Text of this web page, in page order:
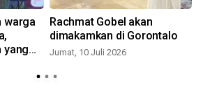
warga
yang
Rachmat Gobel akan
dimakamkan di Gorontalo
Jumat, 10 Juli 2026